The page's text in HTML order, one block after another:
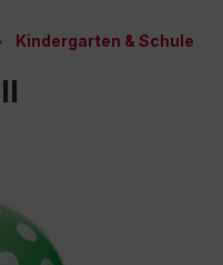
Kindergarten & Schule